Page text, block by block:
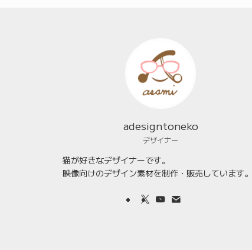
adesigntoneko
デザイナー
猫が好きなデザイナーです。
映像向けのデザイン素材を制作・販売しています。